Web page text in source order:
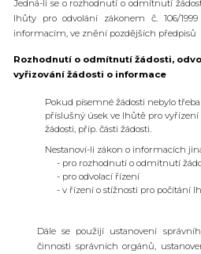
Jedná-li se o rozhodnutí o odmítnutí
lhůty pro odvolání zákonem č. 106/
informacím, ve znění pozdějších předpisů
Rozhodnutí o odmítnutí žádosti,
vyřizování žádosti o informace
Pokud písemné žádosti nebylo
příslušný úsek ve lhůtě pro
žádosti, příp. části žádosti.
Nestanoví-li zákon o informacích
- pro rozhodnutí o odmítnutí
- pro odvolací řízení
- v řízení o stížnosti pro počítání
Dále se použijí ustanovení
činnosti správních orgánů,